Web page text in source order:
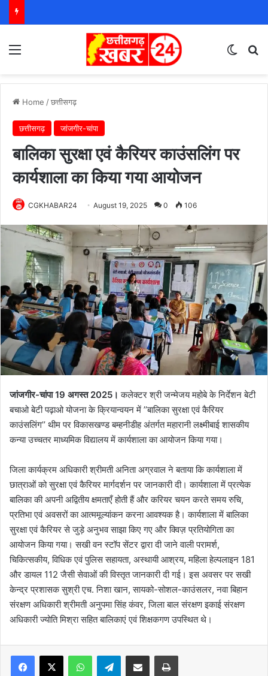
Home /छत्तीसगढ़
छत्तीसगढ़ जांजगीर-चांपा
बालिका सुरक्षा एवं कैरियर काउंसलिंग पर
कार्यशाला का किया गया आयोजन
CGKHABAR24 August 19, 2025 0 106
जांजगीर-चांपा 19 अगस्त 2025।कलेक्टर श्री जन्मेजय महोबे के निर्देशन बेटी
बचाओ बेटी पढ़ाओ योजना के क्रियान्वयन में ’’बालिका सुरक्षा एवं कैरियर
काउंसलिंग’’ थीम पर विकासखण्ड बम्हनीडीह अंतर्गत महारानी लक्ष्मीबाई शासकीय
कन्या उच्चतर माध्यमिक विद्यालय में कार्यशाला का आयोजन किया गया।
जिला कार्यक्रम अधिकारी श्रीमती अनिता अग्रवाल ने बताया कि कार्यशाला में
छात्राओं को सुरक्षा एवं कैरियर मार्गदर्शन पर जानकारी दी। कार्यशाला में प्रत्येक
बालिका की अपनी अद्वितीय क्षमताएँ होती हैं और करियर चयन करते समय रुचि,
प्रतिभा एवं अवसरों का आत्ममूल्यांकन करना आवश्यक है। कार्यशाला में बालिका
सुरक्षा एवं कैरियर से जुड़े अनुभव साझा किए गए और क्विज़ प्रतियोगिता का
आयोजन किया गया। सखी वन स्टॉप सेंटर द्वारा दी जाने वाली परामर्श,
चिकित्सकीय, विधिक एवं पुलिस सहायता, अस्थायी आश्रय, महिला हेल्पलाइन 181
और डायल 112 जैसी सेवाओं की विस्तृत जानकारी दी गई। इस अवसर पर सखी
केन्द्र प्रशासक सुश्री एच. निशा खान, सायको-सोशल-काउंसलर, नवा बिहान
संरक्षण अधिकारी श्रीमती अनुपमा सिंह कंवर, जिला बाल संरक्षण इकाई संरक्षण
अधिकारी ज्योति मिश्रा सहित बालिकाएं एवं शिक्षकगण उपस्थित थे।
Telegram